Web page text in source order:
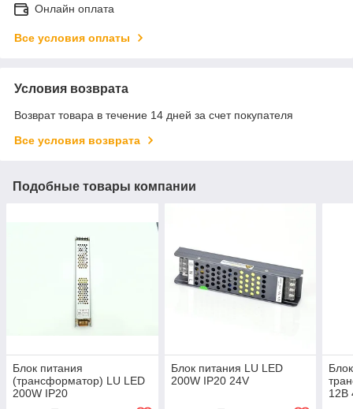
Онлайн оплата
Все условия оплаты
Условия возврата
Возврат товара в течение 14 дней за счет покупателя
Все условия возврата
Подобные товары компании
Блок питания
(трансформатор) LU LED
200W IP20
Блок питания LU LED
200W IP20 24V
12В